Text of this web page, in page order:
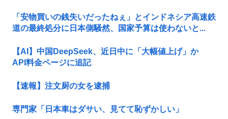
「安物買いの銭失いだったねぇ」とインドネシア高速鉄
道の最終処分に日本側騒然、国家予算は使わないと...
【AI】中国DeepSeek、近日中に「大幅値上げ」か
API料金ページに追記
【速報】注文厨の女を逮捕
専門家「日本車はダサい、見てて恥ずかしい」